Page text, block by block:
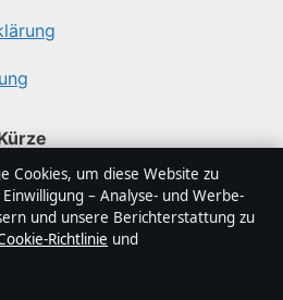
digitaler
Fokus auf Politik, Wirtschaft,
in Deutschland. Jeder Artikel
einem Redakteur geprüft und
Cookies, um diese Website zu
– Analyse- und Werbe-
und unsere Berichterstattung zu
Richtlinie und